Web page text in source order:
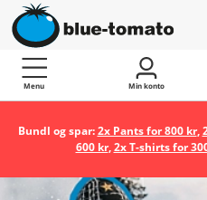
Menu Min konto
Bundl og spar:2x Pants for 800 kr,
600 kr,2x T-shirts for